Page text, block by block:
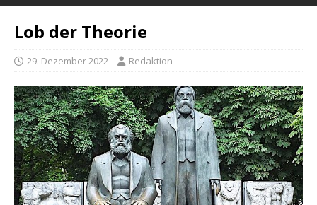
Lob der Theorie
29. Dezember 2022 Redaktion